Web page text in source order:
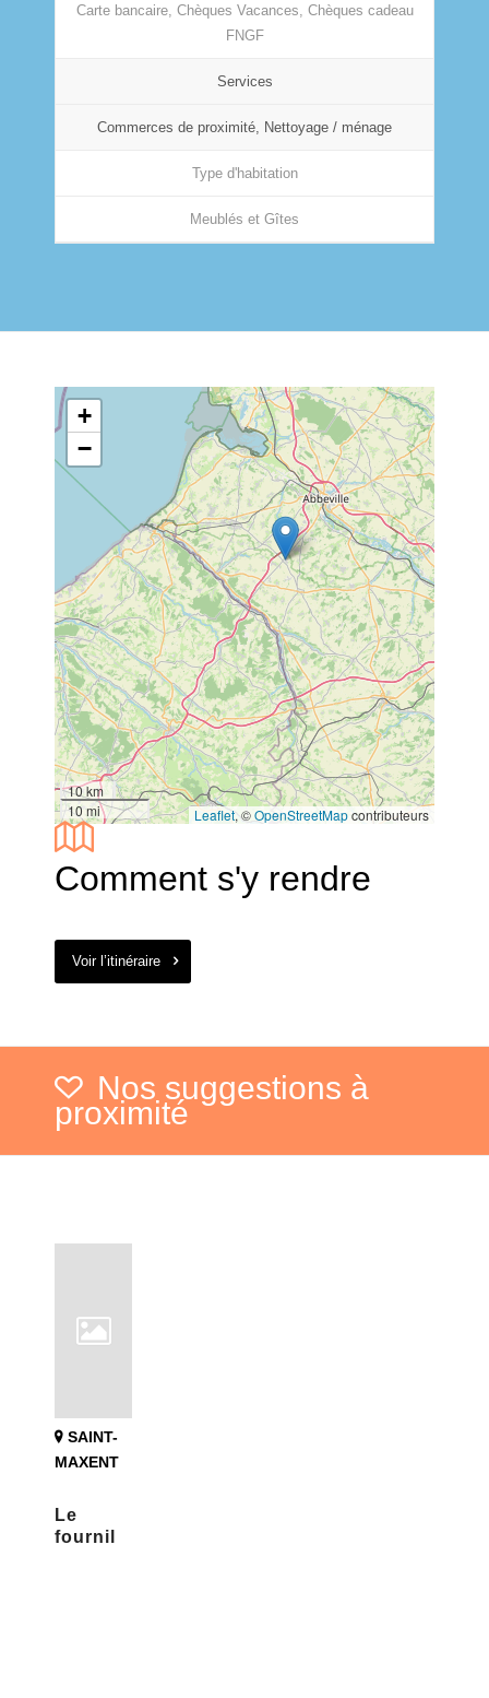
Carte bancaire, Chèques Vacances, Chèques cadeau
FNGF
Services
Commerces de proximité, Nettoyage / ménage
Type d'habitation
Meublés et Gîtes
+
−
10 km
10 mi
Leaflet, ©OpenStreetMapcontributeurs
Comment s'y rendre
Voir l’itinéraire
Nos suggestions à
proximité
SAINT-
MAXENT
Le
fournil